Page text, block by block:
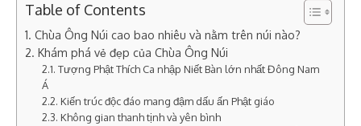
Table of Contents
1. Chùa Ông Núi cao bao nhiêu và nằm trên núi nào?
2. Khám phá vẻ đẹp của Chùa Ông Núi
2.1. Tượng Phật Thích Ca nhập Niết Bàn lớn nhất Đông Nam
Á
2.2. Kiến trúc độc đáo mang đậm dấu ấn Phật giáo
2.3. Không gian thanh tịnh và yên bình